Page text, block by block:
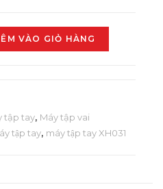
VÀO GIỎ HÀNG
tập tay, Máy tập vai
tập tay, máy tập tay XH031